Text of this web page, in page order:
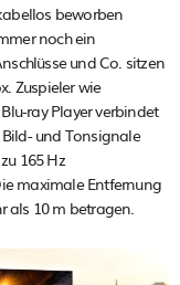
beworben
noch ein
und Co. sitzen
Zuspieler wie
ray Player verbindet
und Tonsignale
165 Hz
maximale Entfernung
als 10 m betragen.